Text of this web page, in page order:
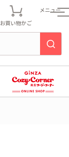
お買い物かご
メニュー